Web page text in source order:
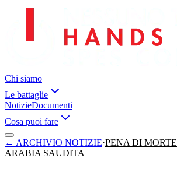
Chi siamo
Le battaglie
NotizieDocumenti
Cosa puoi fare
← ARCHIVIO NOTIZIE·PENA DI MORTE
ARABIA SAUDITA